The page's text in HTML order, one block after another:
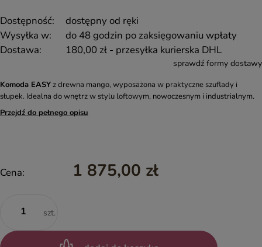
Dostępność:
dostępny od ręki
Wysyłka w:
do 48 godzin po zaksięgowaniu wpłaty
Dostawa:
180,00 zł - przesyłka kurierska DHL
sprawdź formy dostawy
Komoda EASYz drewna mango, wyposażona w praktyczne szuflady i
słupek. Idealna do wnętrz w stylu loftowym, nowoczesnym i industrialnym.
Przejdź do pełnego opisu
Cena: 1 875,00 zł
szt.